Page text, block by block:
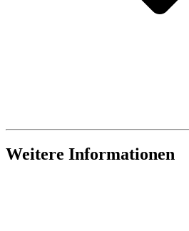
Weitere Informationen